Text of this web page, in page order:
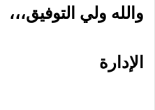
والله ولي التوفيق،،،
الإدارة